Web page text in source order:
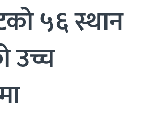
५६ स्थान
उच्च